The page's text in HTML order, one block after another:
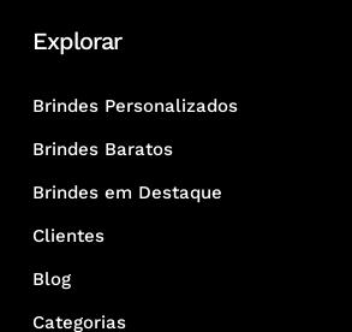
Explorar
Brindes Personalizados
Brindes Baratos
Brindes em Destaque
Clientes
Blog
Categorias